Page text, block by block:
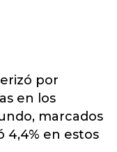
por
en los
marcados
4,4% en estos